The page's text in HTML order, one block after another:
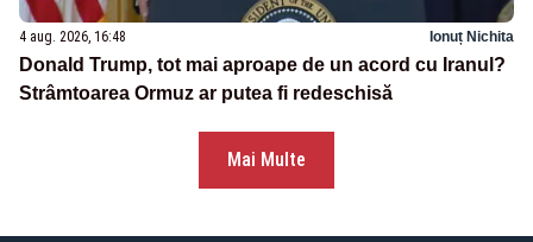
4 aug. 2026, 16:48 Ionuț Nichita
Donald Trump, tot mai aproape de un acord cu Iranul?
Strâmtoarea Ormuz ar putea fi redeschisă
Mai Multe